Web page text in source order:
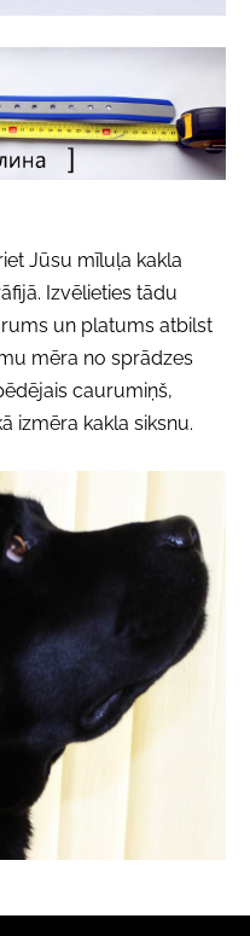
Jūsu mīluļa kakla
Izvēlieties tādu
un platums atbilst
mēra no sprādzes
caurumiņš,
izmēra kakla siksnu.